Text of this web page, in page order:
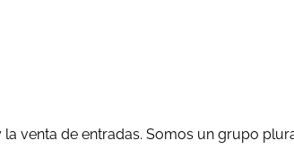
venta de entradas. Somos un grupo